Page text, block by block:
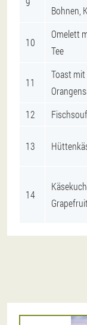
Bohnen,
10
Omelett
Tee
11
Toast mit
12
13
14